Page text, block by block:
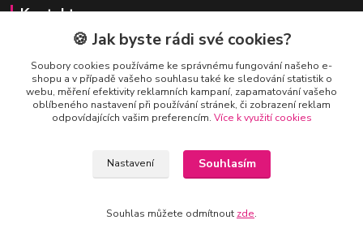
Kontakty
Jitka Vlasáková
281 916 793
Po-Čt 8-16:30, Pá 8-14:30
nitka@nitka.cz
🍪 Jak byste rádi své cookies?
Soubory cookies používáme ke správnému fungování našeho e-
shopu a v případě vašeho souhlasu také ke sledování statistik o
webu, měření efektivity reklamních kampaní, zapamatování vašeho
oblíbeného nastavení při používání stránek, či zobrazení reklam
odpovídajících vašim preferencím. Více k využití cookies
Nastavení Souhlasím
Souhlas můžete odmítnout zde.